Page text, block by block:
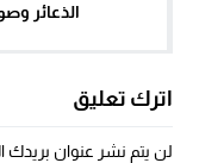
الذعائر
اترك تعليق
لن يتم نشر عنوان بريدك